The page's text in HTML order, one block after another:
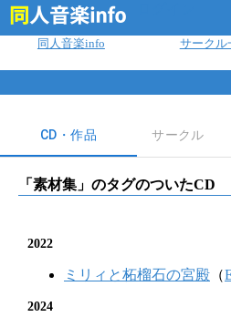
同人音楽info サークル
CD・作品 サークル
「 素材集 」のタグのついたCD
2022
ミリィと柘榴石の宮殿 （
2024